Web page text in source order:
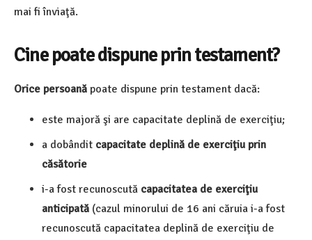
mai fi înviaţă.
Cine poate dispune prin testament?
Orice persoană poate dispune prin testament dacă:
este majoră şi are capacitate deplină de exerciţiu;
a dobândit capacitate deplină de exerciţiu prin
căsătorie
i-a fost recunoscută capacitatea de exerciţiu
anticipată (cazul minorului de 16 ani căruia i-a fost
recunoscută capacitatea deplină de exerciţiu de